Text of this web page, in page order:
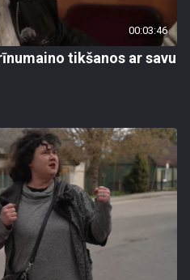
00:03:46
tikšanos ar savu